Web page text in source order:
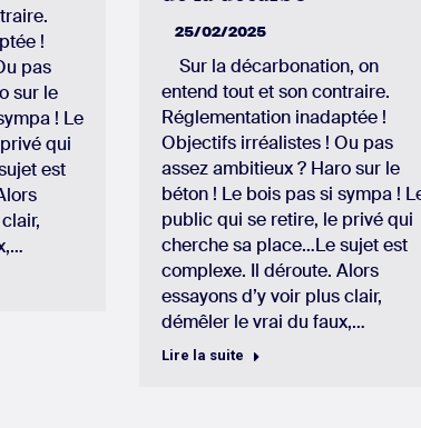
!
pas
sur le
! Le
qui
est
25/02/2025
Sur la décarbonation, on
entend tout et son contraire.
Réglementation inadaptée !
Objectifs irréalistes ! Ou pas
assez ambitieux ? Haro sur le
béton ! Le bois pas si sympa !
public qui se retire, le privé qui
cherche sa place…Le sujet est
complexe. Il déroute. Alors
essayons d’y voir plus clair,
démêler le vrai du faux,…
Lire la suite